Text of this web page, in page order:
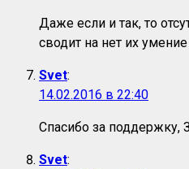
Даже если и так, то
сводит на нет их
Svet:
14.02.2016 в 22:40
Спасибо за поддержку,
Svet: